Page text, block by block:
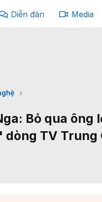
Diễn đàn Media
Bỏ qua ông
TV Trung